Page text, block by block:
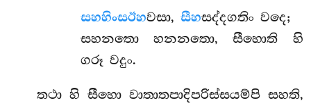
සහහිංසඊහවසා, සීහසද්දගතිං වදෙ;
සහනතො හනනතො, සීහොති හි
ගරූ වදුං.
තථා හි සීහො වාතාතපාදිපරිස්සයම්පි සහති,